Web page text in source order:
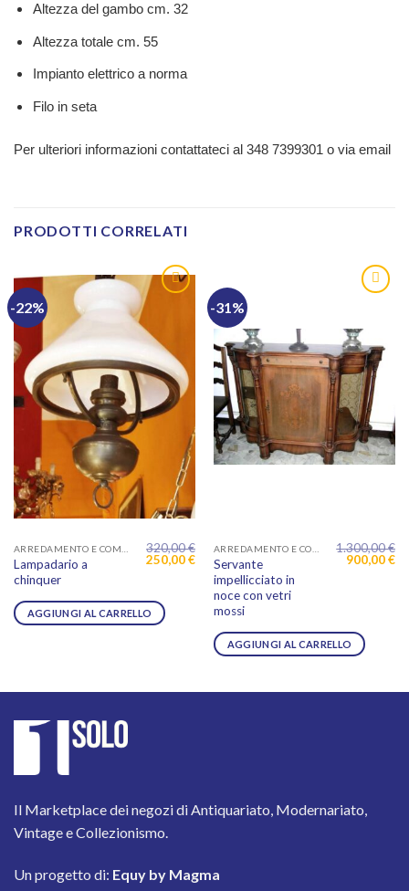
Altezza del gambo cm. 32
Altezza totale cm. 55
Impianto elettrico a norma
Filo in seta
Per ulteriori informazioni contattateci al 348 7399301 o via email
PRODOTTI CORRELATI
-22%
Lampadario a
chinquer
320,00€
Il
prezzo
320,00 €.
250,00€Il
prezzo
attuale
250,00 €.
AGGIUNGI AL CARRELLO
-31%
Servante
impellicciato in
noce con vetri
mossi
1.300,00€
Il
prezzo
900,00€Il
AGGIUNGI AL CARRELLO
Il Marketplace dei negozi di Antiquariato, Modernariato,
Vintage e Collezionismo.
Un progetto di: Equy by Magma